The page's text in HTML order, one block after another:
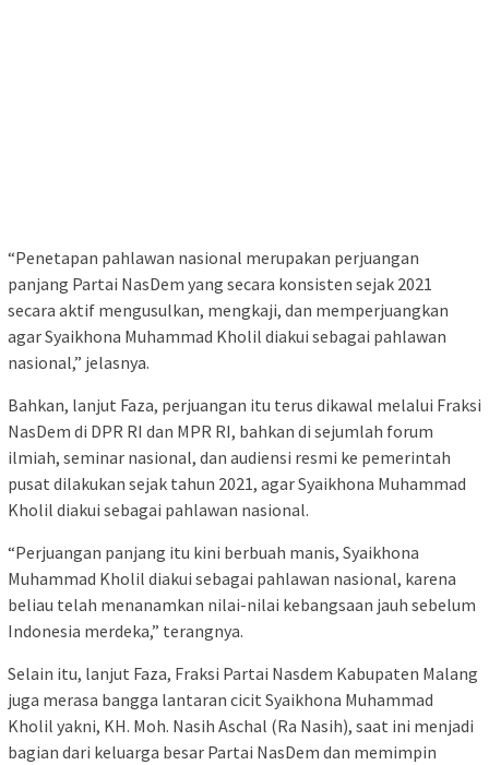
“Penetapan pahlawan nasional merupakan perjuangan
panjang Partai NasDem yang secara konsisten sejak 2021
secara aktif mengusulkan, mengkaji, dan memperjuangkan
agar Syaikhona Muhammad Kholil diakui sebagai pahlawan
nasional,” jelasnya.
Bahkan, lanjut Faza, perjuangan itu terus dikawal melalui Fraksi
NasDem di DPR RI dan MPR RI, bahkan di sejumlah forum
ilmiah, seminar nasional, dan audiensi resmi ke pemerintah
pusat dilakukan sejak tahun 2021, agar Syaikhona Muhammad
Kholil diakui sebagai pahlawan nasional.
“Perjuangan panjang itu kini berbuah manis, Syaikhona
Muhammad Kholil diakui sebagai pahlawan nasional, karena
beliau telah menanamkan nilai-nilai kebangsaan jauh sebelum
Indonesia merdeka,” terangnya.
Selain itu, lanjut Faza, Fraksi Partai Nasdem Kabupaten Malang
juga merasa bangga lantaran cicit Syaikhona Muhammad
Kholil yakni, KH. Moh. Nasih Aschal (Ra Nasih), saat ini menjadi
bagian dari keluarga besar Partai NasDem dan memimpin